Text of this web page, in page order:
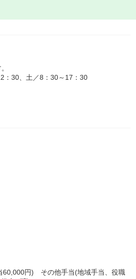
：30、土／8：30～17：30
円) その他手当(地域手当、役職